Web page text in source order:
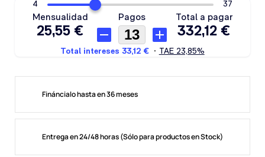
Fináncialo hasta en 36 meses
Entrega en 24/48 horas (Sólo para productos en Stock)